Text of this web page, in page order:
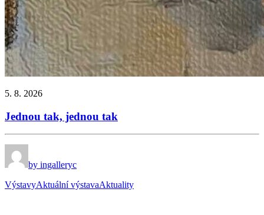
5. 8. 2026
Jednou tak, jednou tak
by ingalleryc
VýstavyAktuální výstavaAktuality